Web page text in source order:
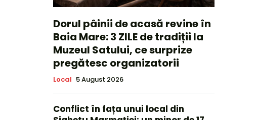
Dorul pâinii de acasă revine în
Baia Mare: 3 ZILE de tradiții la
Muzeul Satului, ce surprize
pregătesc organizatorii
Local 5 August 2026
Conflict în fața unui local din